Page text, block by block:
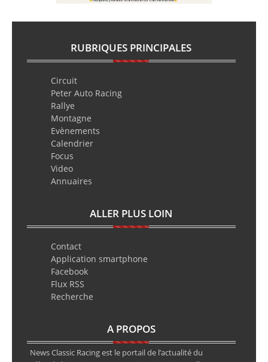
RUBRIQUES PRINCIPALES
Circuit
Peter Auto Racing
Rallye
Montagne
Evènements
Calendrier
Focus
Video
Annuaires
ALLER PLUS LOIN
Contact
Application smartphone
Facebook
Flux RSS
Recherche
A PROPOS
News Classic Racing est le portail de l’actualité du